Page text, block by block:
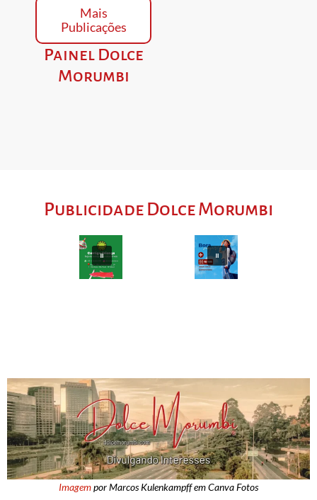
Mais
Publicações
Painel Dolce
Morumbi
Publicidade Dolce Morumbi
Imagempor Marcos Kulenkampff em Canva Fotos